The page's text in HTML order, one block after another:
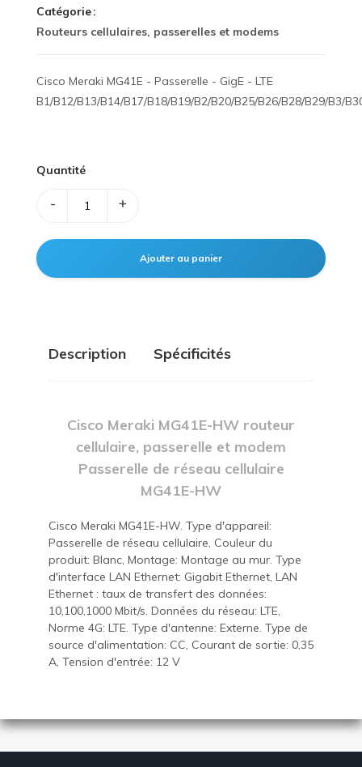
Catégorie
Routeurs cellulaires, passerelles et modems
Cisco Meraki MG41E - Passerelle - GigE - LTE
B1/B12/B13/B14/B17/B18/B19/B2/B20/B25/B26/B28/B29/B3/
Quantité
- +
Description Spécificités
Cisco Meraki MG41E-HW routeur
cellulaire, passerelle et modem
Passerelle de réseau cellulaire
MG41E-HW
Cisco Meraki MG41E-HW. Type d'appareil:
Passerelle de réseau cellulaire, Couleur du
produit: Blanc, Montage: Montage au mur. Type
d'interface LAN Ethernet: Gigabit Ethernet, LAN
Ethernet : taux de transfert des données:
10,100,1000 Mbit/s. Données du réseau: LTE,
Norme 4G: LTE. Type d'antenne: Externe. Type de
source d'alimentation: CC, Courant de sortie: 0,35
A, Tension d'entrée: 12 V